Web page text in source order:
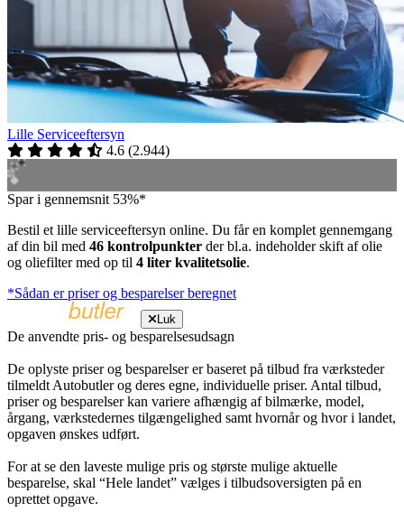
Lille Serviceeftersyn
4.6 (2.944)
Spar i gennemsnit 53%*
Bestil et lille serviceeftersyn online. Du får en komplet gennemgang
af din bil med 46 kontrolpunkter der bl.a. indeholder skift af olie
og oliefilter med op til 4 liter kvalitetsolie.
*Sådan er priser og besparelser beregnet
Luk
De anvendte pris- og besparelsesudsagn
De oplyste priser og besparelser er baseret på tilbud fra værksteder
tilmeldt Autobutler og deres egne, individuelle priser. Antal tilbud,
priser og besparelser kan variere afhængig af bilmærke, model,
årgang, værkstedernes tilgængelighed samt hvornår og hvor i landet,
opgaven ønskes udført.
For at se den laveste mulige pris og største mulige aktuelle
besparelse, skal “Hele landet” vælges i tilbudsoversigten på en
oprettet opgave.